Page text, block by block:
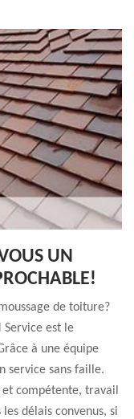
UN
de toiture?
Service est le
à une équipe
service sans faille.
compétente, travail
délais convenus, si